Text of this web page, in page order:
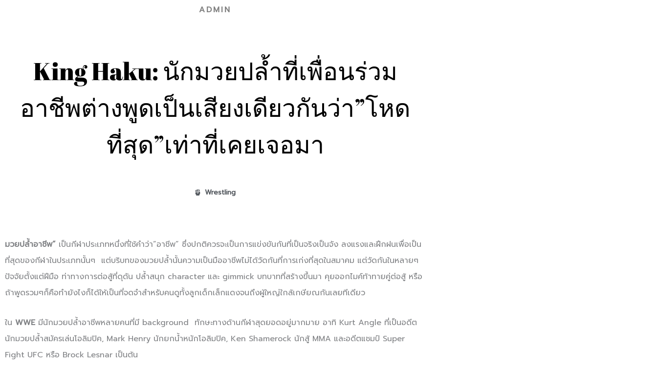
ADMIN
King Haku: นักมวยปล้ำที่เพื่อนร่วม
อาชีพต่างพูดเป็นเสียงเดียวกันว่า”โหด
ที่สุด”เท่าที่เคยเจอมา
Wrestling
มวยปล้ำอาชีพ” เป็นกีฬาประเภทหนึ่งที่ใช้คำว่า”อาชีพ” ซึ่งปกติควรจะเป็นการแข่งขันกันที่เป็นจริงเป็นจัง ลงแรงและฝึกฝนเพื่อเป็น
ที่สุดของกีฬาในประเภทนั้นๆ แต่บริบทของมวยปล้ำนั้นความเป็นมืออาชีพไม่ได้วัดกันที่การเก่งที่สุดในสมาคม แต่วัดกันในหลายๆ
ปัจจัยตั้งแต่ฝีมือ ท่าทางการต่อสู้ที่ดุดัน ปล้ำสนุก character และ gimmick บทบาทที่สร้างขึ้นมา คุยออกไมค์ท้าทายคู่ต่อสู้ หรือ
ถ้าพูดรวมๆก็คือทำยังไงก็ได้ให้เป็นที่จดจำสำหรับคนดูทั้งลูกเด็กเล็กแดงจนถึงผู้ใหญ่ใกล้เกษียณกันเลยทีเดียว
ใน WWE มีนักมวยปล้ำอาชีพหลายคนที่มี background ทักษะทางด้านกีฬาสุดยอดอยู่มากมาย อาทิ Kurt Angle ที่เป็นอดีต
นักมวยปล้ำสมัครเล่นโอลิมปิค, Mark Henry นักยกน้ำหนักโอลิมปิค, Ken Shamerock นักสู้ MMA และอดีตแชมป์ Super
Fight UFC หรือ Brock Lesnar เป็นต้น